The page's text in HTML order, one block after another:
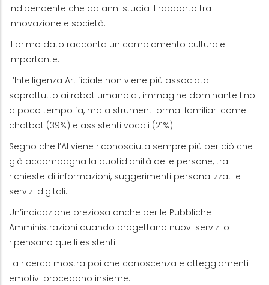
indipendente che da anni studia il rapporto tra
innovazione e società.
Il primo dato racconta un cambiamento culturale
importante.
L’Intelligenza Artificiale non viene più associata
soprattutto ai robot umanoidi, immagine dominante fino
a poco tempo fa, ma a strumenti ormai familiari come
chatbot (39%) e assistenti vocali (21%).
Segno che l’AI viene riconosciuta sempre più per ciò che
già accompagna la quotidianità delle persone, tra
richieste di informazioni, suggerimenti personalizzati e
servizi digitali.
Un’indicazione preziosa anche per le Pubbliche
Amministrazioni quando progettano nuovi servizi o
ripensano quelli esistenti.
La ricerca mostra poi che conoscenza e atteggiamenti
emotivi procedono insieme.